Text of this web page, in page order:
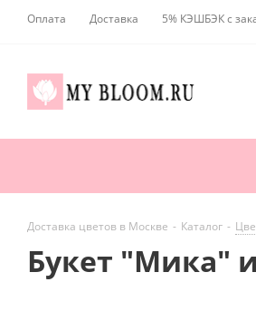
Оплата Доставка 5% КЭШБЭК с
Доставка цветов в Москве - Каталог -
Букет "Мика"